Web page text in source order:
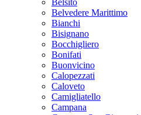
Belsito
Belvedere Marittimo
Bianchi
Bisignano
Bocchigliero
Bonifati
Buonvicino
Calopezzati
Caloveto
Camigliatello
Campana